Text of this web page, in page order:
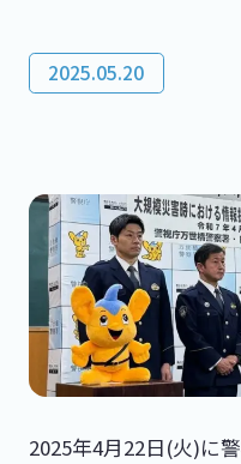
2025.05.20
2025年4月22日(火)に